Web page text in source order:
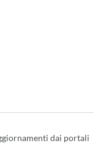
dai portali